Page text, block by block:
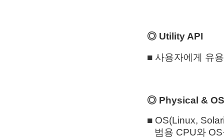
◎ Utility API
■ 사용자에게 유
◎ Physical &
■ OS(Linux,
범용 CPU와 OS